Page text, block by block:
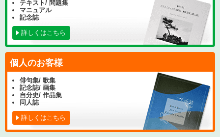
テキスト/ 問題集
マニュアル
記念誌
詳しくはこちら
個人のお客様
俳句集/ 歌集
記念誌/ 画集
自分史/ 作品集
同人誌
詳しくはこちら